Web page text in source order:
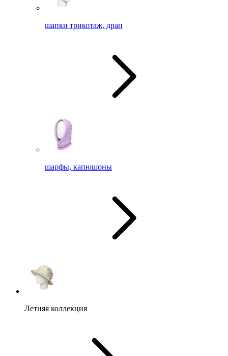
шапки трикотаж, драп
шарфы, капюшоны
Летняя коллекция